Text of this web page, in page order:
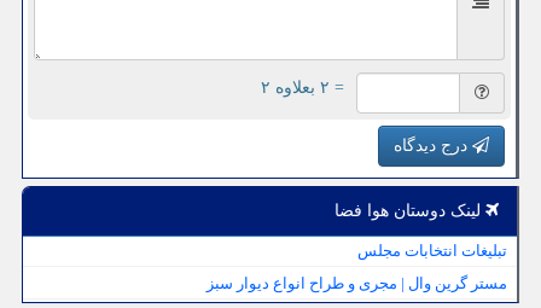
= ۲ بعلاوه ۲
درج دیدگاه
لینک دوستان هوا فضا
تبلیغات انتخابات مجلس
مستر گرین وال | مجری و طراح انواع دیوار سبز